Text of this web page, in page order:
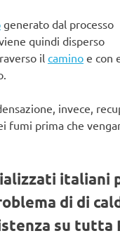
generato dal processo
quindi disperso
il camino e con
invece,
fumi prima che
italiani
di di
su tutta